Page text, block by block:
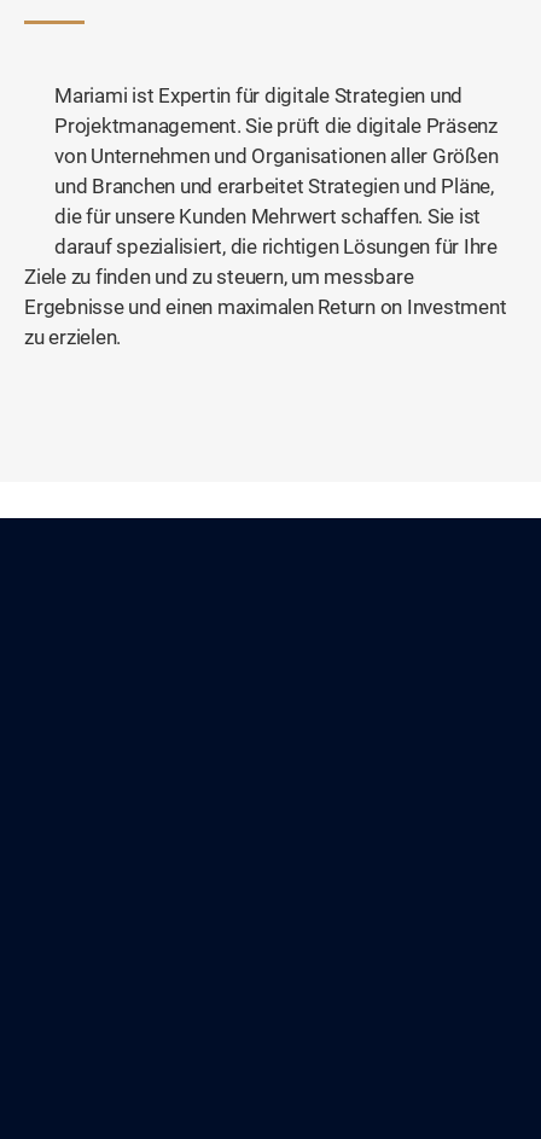
Mariami ist Expertin für digitale Strategien und
Projektmanagement. Sie prüft die digitale Präsenz
von Unternehmen und Organisationen aller Größen
und Branchen und erarbeitet Strategien und Pläne,
die für unsere Kunden Mehrwert schaffen. Sie ist
darauf spezialisiert, die richtigen Lösungen für Ihre
Ziele zu finden und zu steuern, um messbare
Ergebnisse und einen maximalen Return on Investment
zu erzielen.